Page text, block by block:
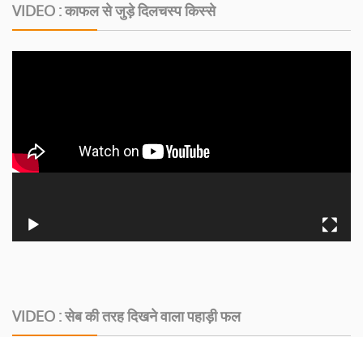
VIDEO : काफल से जुड़े दिलचस्‍प किस्‍से
VIDEO : सेब की तरह दिखने वाला पहाड़ी फल